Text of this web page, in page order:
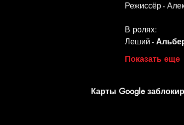
Режиссёр -
В ролях:
Леший -
Показать еще
Карты Google